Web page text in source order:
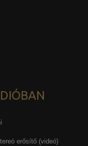
erősítő (videó)